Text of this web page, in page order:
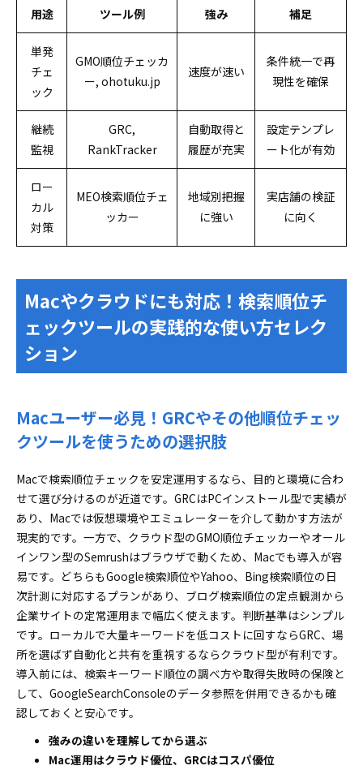
用途 ツール例 強み 補足
単発
チェ
ック
GMO順位チェッカ
ー, ohotuku.jp
速度が速い
条件統一で再
現性を確保
継続
監視
GRC,
RankTracker
自動取得と
履歴が充実
設定テンプレ
ート化が有効
ロー
カル
対策
MEO検索順位チェ
ッカー
地域別把握
に強い
実店舗の検証
に向く
Macやクラウドにも対応！検索順位チ
ェックツールの実践的な使い方セレク
ション
Macユーザー必見！GRCやその他順位チェッ
クツールを使うための選択肢
Macで検索順位チェックを安定運用するなら、目的と環境に合わ
せて選び分けるのが近道です。GRCはPCインストール型で実績が
あり、Macでは仮想環境やエミュレーターを介して動かす方法が
現実的です。一方で、クラウド型のGMO順位チェッカーやオール
インワン型のSemrushはブラウザで動くため、Macでも導入が容
易です。どちらもGoogle検索順位やYahoo、Bing検索順位の日
次計測に対応するプランがあり、ブログ検索順位の定点観測から
企業サイトの定常運用まで幅広く使えます。判断基準はシンプル
です。ローカルで大量キーワードを低コストに回すならGRC、場
所を選ばず自動化と共有を重視するならクラウド型が有利です。
導入前には、検索キーワード順位の調べ方や取得失敗時の保険と
して、GoogleSearchConsoleのデータ参照を併用できるかも確
認しておくと安心です。
強みの違いを理解してから選ぶ
Mac運用はクラウド優位、GRCはコスパ優位